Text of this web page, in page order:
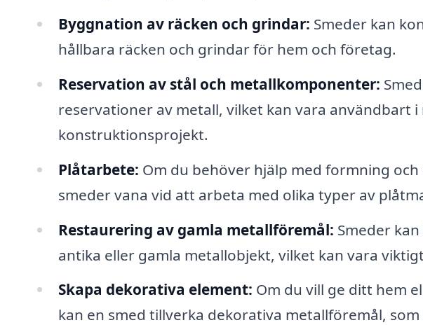
Byggnation av räcken och grindar: Smeder kan
hållbara räcken och grindar för hem och företag.
Reservation av stål och metallkomponenter:
reservationer av metall, vilket kan vara användbart i
konstruktionsprojekt.
Plåtarbete: Om du behöver hjälp med formning
smeder vana vid att arbeta med olika typer av
Restaurering av gamla metallföremål: Smeder
antika eller gamla metallobjekt, vilket kan vara
Skapa dekorativa element: Om du vill ge ditt hem
kan en smed tillverka dekorativa metallföremål,